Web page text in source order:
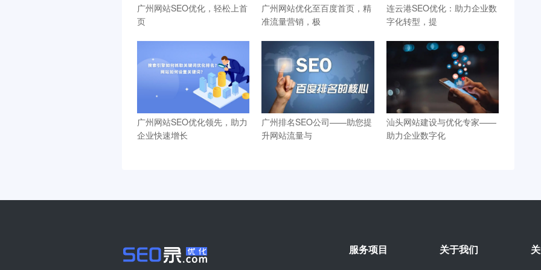
广州网站SEO优化，轻松上首
页
广州网站优化至百度首页，精
准流量营销，极
连云港SEO优化：助力企业数
字化转型，提
广州网站SEO优化领先，助力
企业快速增长
广州排名SEO公司——助您提
升网站流量与
汕头网站建设与优化专家——
助力企业数字化
服务项目 关于我们